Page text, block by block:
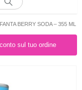
19,90
FANTA BERRY SODA – 355 ML
sul tuo ordine